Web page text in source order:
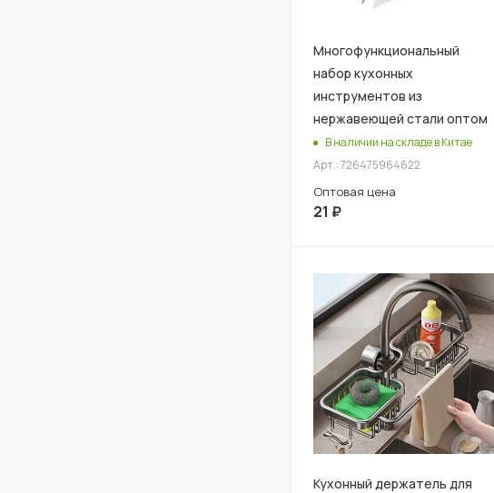
Многофункциональный
набор кухонных
инструментов из
нержавеющей стали оптом
В наличии на складе в Китае
Арт.: 726475964622
Оптовая цена
21 ₽
Кухонный держатель для